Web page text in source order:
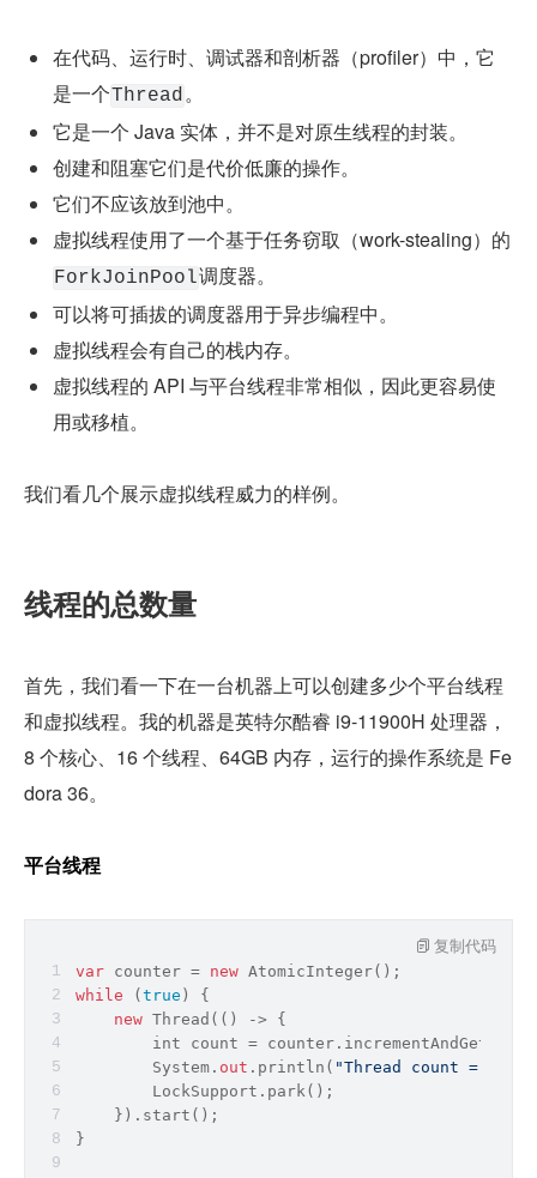
在代码、运行时、调试器和剖析器（profiler）中，它
是一个Thread。
它是一个 Java 实体，并不是对原生线程的封装。
创建和阻塞它们是代价低廉的操作。
它们不应该放到池中。
虚拟线程使用了一个基于任务窃取（work-stealing）的
ForkJoinPool调度器。
可以将可插拔的调度器用于异步编程中。
虚拟线程会有自己的栈内存。
虚拟线程的 API 与平台线程非常相似，因此更容易使
用或移植。
我们看几个展示虚拟线程威力的样例。
线程的总数量
首先，我们看一下在一台机器上可以创建多少个平台线程
和虚拟线程。我的机器是英特尔酷睿 i9-11900H 处理器，
8 个核心、16 个线程、64GB 内存，运行的操作系统是 Fe
dora 36。
平台线程
var counter = new AtomicInteger();
while ( true ) {
new Thread(() -> {
int count = counter.incrementAndGet();
        System.
out .println( "Thread count = "
        LockSupport.park();
    }).start();
}
复制代码